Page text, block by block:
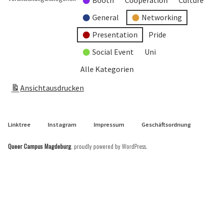
General
Networking
Presentation
Pride
Social Event
Uni
Alle Kategorien
Ansichtausdrucken
Linktree Instagram Impressum Geschäftsordnung
Queer Campus Magdeburg, proudly powered by WordPress.